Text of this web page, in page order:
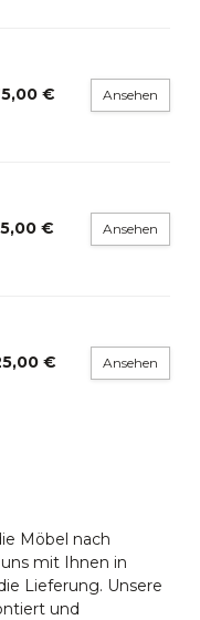
€ Ansehen
€ Ansehen
€ Ansehen
Möbel nach
mit Ihnen in
Lieferung. Unsere
und